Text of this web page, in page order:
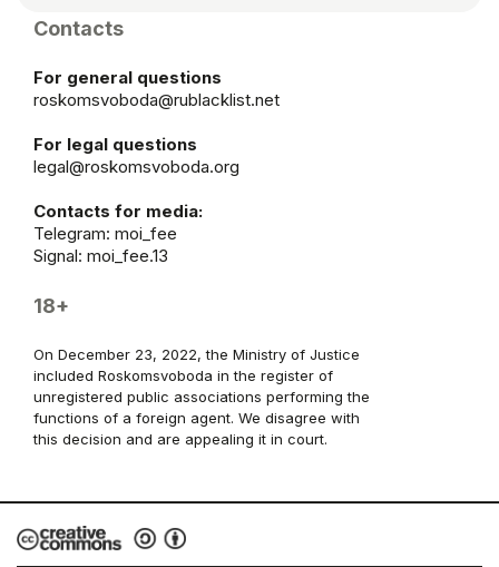
Contacts
For general questions
roskomsvoboda@rublacklist.net
For legal questions
legal@roskomsvoboda.org
Contacts for media:
Telegram: moi_fee
Signal: moi_fee.13
18+
On December 23, 2022, the Ministry of Justice
included Roskomsvoboda in the register of
unregistered public associations performing the
functions of a foreign agent. We disagree with
this decision and are appealing it in court.